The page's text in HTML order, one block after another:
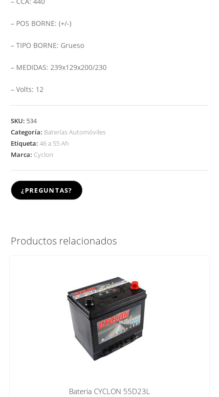
– POS BORNE: (+/-)
– TIPO BORNE: Grueso
– MEDIDAS: 239x129x200/230
– Volts: 12
SKU: 534
Categoría: Baterías Automóviles
Etiqueta:46 a 55 Ah
Marca: Cyclon
Productos relacionados
Bateria CYCLON 55D23L